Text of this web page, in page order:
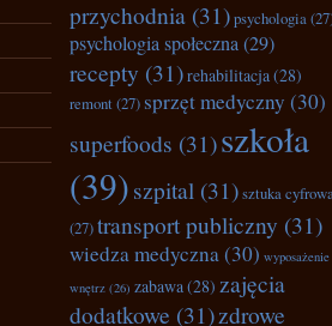
przychodnia (31)psychologia
psychologia społeczna(29)
recepty (31)rehabilitacja(28)
remont(27) sprzęt medyczny (30)
superfoods (31)szkoła
(39)szpital (31)sztuka
(27)transport publiczny (31)
wiedza medyczna(30) wyposażenie
wnętrz (26) zabawa(28) zajęcia
dodatkowe (31)zdrowe